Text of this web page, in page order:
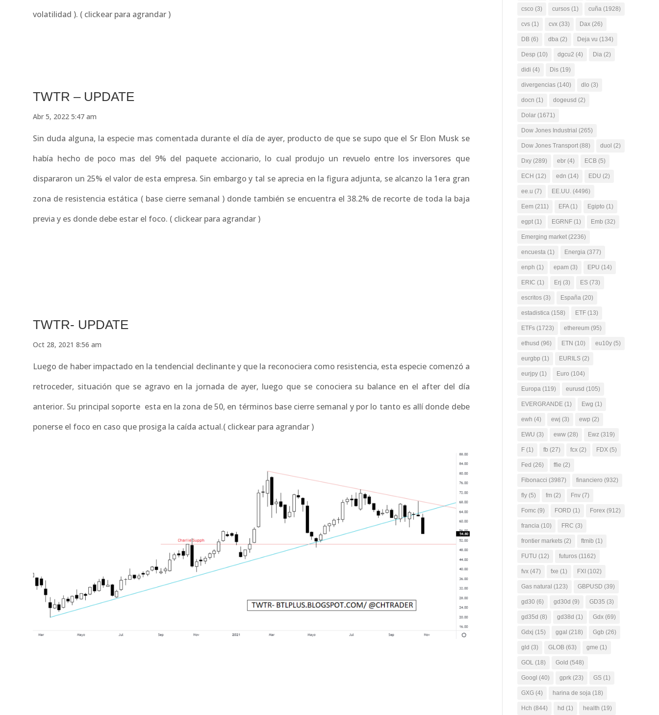
volatilidad ). ( clickear para agrandar )
TWTR – UPDATE
Abr 5, 2022 5:47 am
Sin duda alguna, la especie mas comentada durante el día de ayer, producto de que se supo que el Sr Elon Musk se
había hecho de poco mas del 9% del paquete accionario, lo cual produjo un revuelo entre los inversores que
dispararon un 25% el valor de esta empresa. Sin embargo y tal se aprecia en la figura adjunta, se alcanzo la 1era gran
zona de resistencia estática ( base cierre semanal ) donde también se encuentra el 38.2% de recorte de toda la baja
previa y es donde debe estar el foco. ( clickear para agrandar )
TWTR- UPDATE
Oct 28, 2021 8:56 am
Luego de haber impactado en la tendencial declinante y que la reconociera como resistencia, esta especie comenzó a
retroceder, situación que se agravo en la jornada de ayer, luego que se conociera su balance en el after del día
anterior. Su principal soporte esta en la zona de 50, en términos base cierre semanal y por lo tanto es allí donde debe
ponerse el foco en caso que prosiga la caída actual.( clickear para agrandar )
csco (3) cursos (1) cuña (1928)
cvs (1) cvx (33) Dax (26)
DB (6) dba (2) Deja vu (134)
Desp (10) dgcu2 (4) Dia (2)
didi (4) Dis (19)
divergencias (140) dlo (3)
docn (1) dogeusd (2)
Dolar (1671)
Dow Jones Industrial (265)
Dow Jones Transport (88) duol (2)
Dxy (289) ebr (4) ECB (5)
ECH (12) edn (14) EDU (2)
ee.u (7) EE.UU. (4496)
Eem (211) EFA(1) Egipto (1)
egpt (1) EGRNF (1) Emb (32)
Emerging market (2236)
encuesta (1) Energia (377)
enph (1) epam (3) EPU (14)
ERIC (1) Erj (3) ES (73)
escritos (3) España (20)
estadistica (158) ETF (13)
ETFs (1723) ethereum (95)
ethusd (96) ETN (10) eu10y (5)
eurgbp (1) EURILS (2)
eurjpy (1) Euro (104)
Europa (119) eurusd (105)
EVERGRANDE (1) Ewg (1)
ewh (4) ewj (3) ewp (2)
EWU (3) eww (28) Ewz (319)
F (1) fb (27) fcx (2) FDX (5)
Fed (26) ffie (2)
Fibonacci (3987) financiero (932)
fly (5) fm (2) Fnv (7)
Fomc (9) FORD (1) Forex (912)
francia (10) FRC (3)
frontier markets (2) ftmib (1)
FUTU (12) futuros (1162)
fvx (47) fxe (1) FXI (102)
Gas natural (123) GBPUSD (39)
gd30 (6) gd30d (9) GD35 (3)
gd35d (8) gd38d (1) Gdx (69)
Gdxj (15) ggal (218) Ggb (26)
gld (3) GLOB (63) gme (1)
GOL (18) Gold (548)
Googl (40) gprk (23) GS (1)
GXG (4) harina de soja (18)
Hch (844) hd (1) health (19)